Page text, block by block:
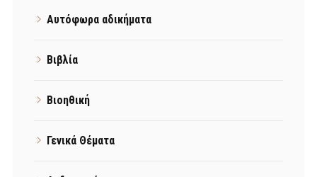
Αυτόφωρα αδικήματα
Βιβλία
Βιοηθική
Γενικά Θέματα